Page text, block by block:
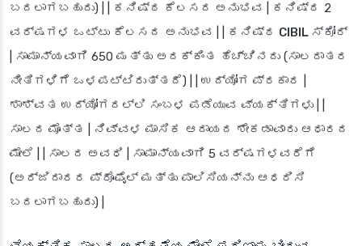
ಬದಲಾಗಬಹುದು) | |
ಕನಿಷ್ಠ ಕೆಲಸದ ಅನುಭವ
| ಕನಿಷ್ಠ 2
ವರ್ಷಗಳ ಒಟ್ಟು ಕೆಲಸದ ಅನುಭವ | |
ಕನಿಷ್ಠ CIBIL ಸ್ಕೋರ್
| ಸಾಮಾನ್ಯವಾಗಿ 650 ಮತ್ತು ಅದಕ್ಕಿಂತ ಹೆಚ್ಚಿನದು (ಸಾಲದಾತರ
ನೀತಿಗಳಿಗೆ ಒಳಪಟ್ಟಿರುತ್ತದೆ) | | ಉದ್ಯೋಗ ಪ್ರಕಾರ
ಶಾಶ್ವತ ಉದ್ಯೋಗದಲ್ಲಿ ಸಂಬಳ ಪಡೆಯುವ ವ್ಯಕ್ತಿಗಳು | |
ಸಾಲದ ಮೊತ್ತ
| ನಿವ್ವಳ ಮಾಸಿಕ ಆದಾಯದ ಶೇಕಡಾವಾರು ಆಧಾರದ
ಮೇಲೆ | | ಸಾಲದ ಅವಧಿ | ಸಾಮಾನ್ಯವಾಗಿ 5 ವರ್ಷಗಳವರೆಗೆ
(ಅರ್ಜಿದಾರರ ಪ್ರೊಫೈಲ್ ಮತ್ತು ಪಾಲಿಸಿಯನ್ನು ಆಧರಿಸಿ
ಬದಲಾಗಬಹುದು) |